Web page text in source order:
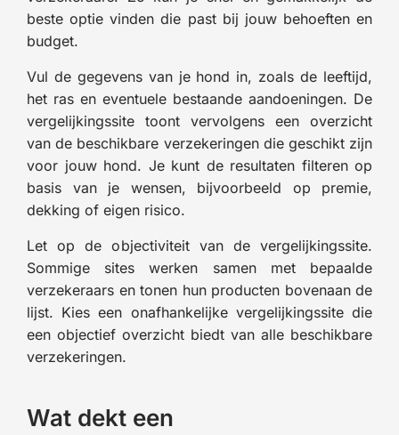
beste optie vinden die past bij jouw behoeften en
budget.
Vul de gegevens van je hond in, zoals de leeftijd,
het ras en eventuele bestaande aandoeningen. De
vergelijkingssite toont vervolgens een overzicht
van de beschikbare verzekeringen die geschikt zijn
voor jouw hond. Je kunt de resultaten filteren op
basis van je wensen, bijvoorbeeld op premie,
dekking of eigen risico.
Let op de objectiviteit van de vergelijkingssite.
Sommige sites werken samen met bepaalde
verzekeraars en tonen hun producten bovenaan de
lijst. Kies een onafhankelijke vergelijkingssite die
een objectief overzicht biedt van alle beschikbare
verzekeringen.
Wat dekt een